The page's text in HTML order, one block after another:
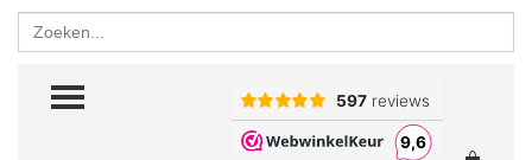
Zoeken
TOGGLE MENU